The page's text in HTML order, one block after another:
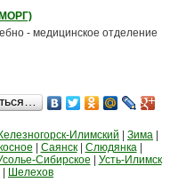
- медицинское отделение
Илимский Зима
Саянск| Слюдянка|
Сибирское
Усть-Илимск
Шелехов